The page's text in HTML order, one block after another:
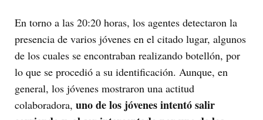
En torno a las 20:20 horas, los agentes detectaron la
presencia de varios jóvenes en el citado lugar, algunos
de los cuales se encontraban realizando botellón, por
lo que se procedió a su identificación. Aunque, en
general, los jóvenes mostraron una actitud
colaboradora, uno de los jóvenes intentó salir